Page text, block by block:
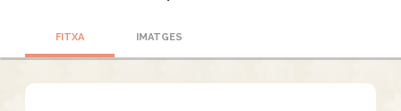
FITXA IMATGES